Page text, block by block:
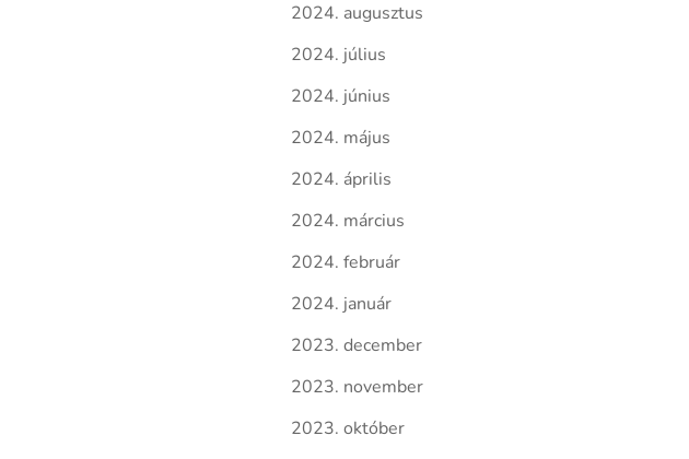
2024. augusztus
2024. július
2024. június
2024. május
2024. április
2024. március
2024. február
2024. január
2023. december
2023. november
2023. október